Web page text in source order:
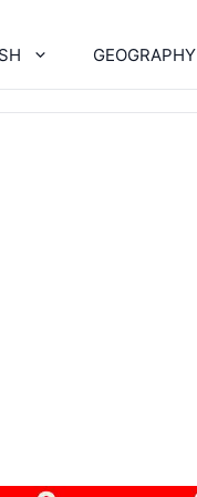
GEOGRAPHY